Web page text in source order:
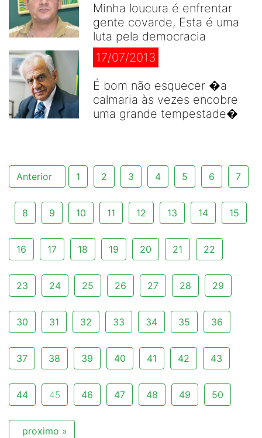
Minha loucura é enfrentar
gente covarde, Esta é uma
luta pela democracia
17/07/2013
É bom não esquecer �a
calmaria às vezes encobre
uma grande tempestade�
Anterior 1 2 3 4 5 6 7
8 9 10 11 12 13 14 15
16 17 18 19 20 21 22
23 24 25 26 27 28 29
30 31 32 33 34 35 36
37 38 39 40 41 42 43
44 45 46 47 48 49 50
proximo »